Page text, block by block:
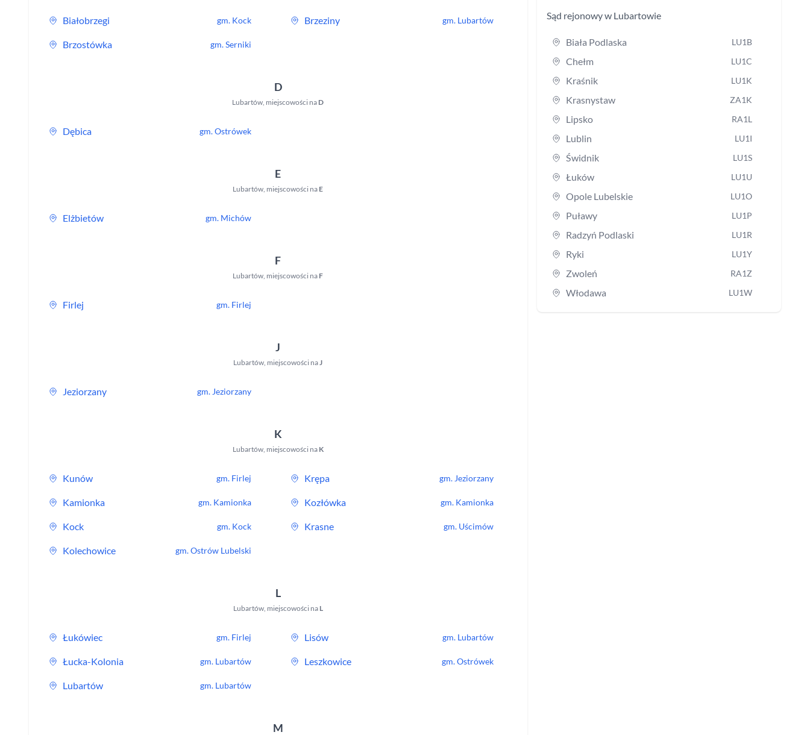
Białobrzegi gm. Kock Brzeziny gm. Lubartów
Brzostówka gm.Serniki
D
Lubartów, miejscowości na D
Dębica gm.Ostrówek
E
Lubartów, miejscowości na E
Elżbietów gm. Michów
F
Lubartów, miejscowości na F
Firlej gm. Firlej
J
Lubartów, miejscowości naJ
Jeziorzany gm. Jeziorzany
K
Lubartów, miejscowości na K
Kunów gm. Firlej Krępa gm. Jeziorzany
Kamionka gm. Kamionka Kozłówka gm. Kamionka
Kock gm. Kock Krasne gm. Uścimów
Kolechowice gm.Ostrów Lubelski
L
Lubartów, miejscowości na L
Łukówiec gm. Firlej Lisów gm. Lubartów
Łucka-Kolonia gm. Lubartów Leszkowice gm.Ostrówek
Lubartów gm. Lubartów
M
Sąd rejonowyw Lubartowie
Biała Podlaska LU1B
Chełm LU1C
Kraśnik LU1K
Krasnystaw ZA1K
Lipsko RA1L
Lublin LU1I
Świdnik LU1S
Łuków LU1U
Opole Lubelskie LU1O
Puławy LU1P
Radzyń Podlaski LU1R
Ryki LU1Y
Zwoleń RA1Z
Włodawa LU1W